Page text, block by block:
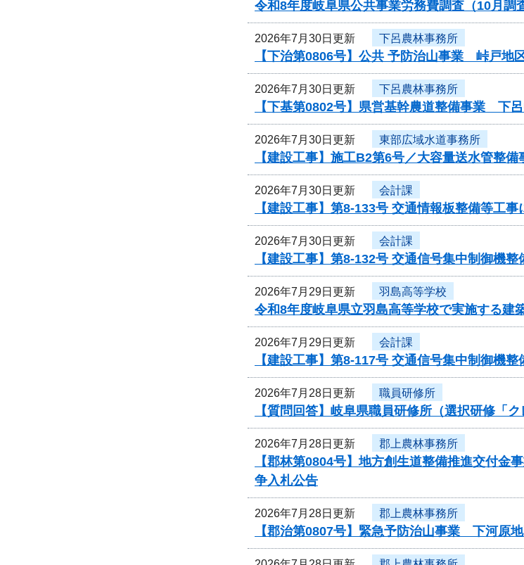
令和8年度岐阜県公共事業労務費調査（10月調
2026年7月30日更新 下呂農林事務所
【下治第0806号】公共 予防治山事業 峠戸地
2026年7月30日更新 下呂農林事務所
【下基第0802号】県営基幹農道整備事業 下
2026年7月30日更新 東部広域水道事務所
【建設工事】施工B2第6号／大容量送水管整
2026年7月30日更新 会計課
【建設工事】第8-133号 交通情報板整備等工
2026年7月30日更新 会計課
【建設工事】第8-132号 交通信号集中制御機
2026年7月29日更新 羽島高等学校
令和8年度岐阜県立羽島高等学校で実施する建
2026年7月29日更新 会計課
【建設工事】第8-117号 交通信号集中制御機
2026年7月28日更新 職員研修所
【質問回答】岐阜県職員研修所（選択研修「
2026年7月28日更新 郡上農林事務所
【郡林第0804号】地方創生道整備推進交付
争入札公告
2026年7月28日更新 郡上農林事務所
【郡治第0807号】緊急予防治山事業 下河原